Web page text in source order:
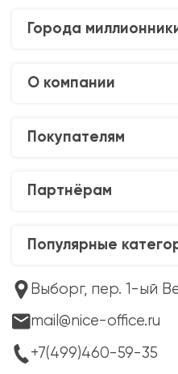
Города
О компании
Покупателям
Партнёрам
Популярные
Выборг, пер. 1-ый
mail@nice-office.ru
+7(499)460-59-35